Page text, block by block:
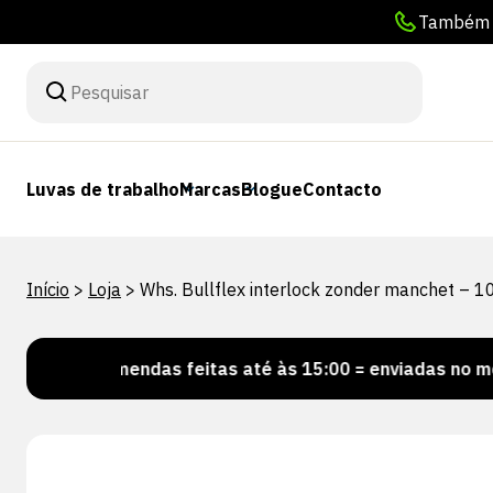
Luvas de trabalhoMarcasBlogueContacto
Início > Loja > Whs. Bullflex interlock zonder manchet –
Encomendas feitas até às 15:00 = enviadas no mesmo